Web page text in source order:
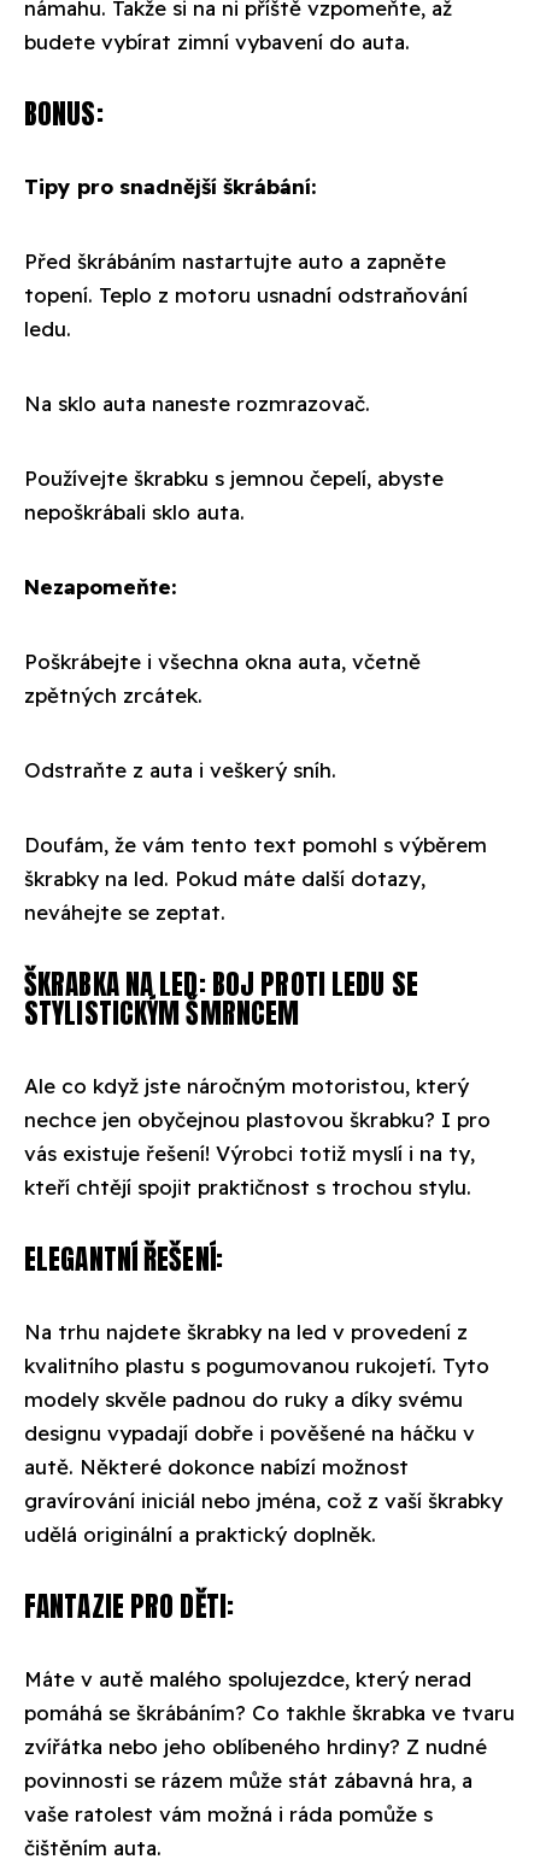
námahu. Takže si na ni příště vzpomeňte, až
budete vybírat zimní vybavení do auta.
BONUS:
Tipy pro snadnější škrábání:
Před škrábáním nastartujte auto a zapněte
topení. Teplo z motoru usnadní odstraňování
ledu.
Na sklo auta naneste rozmrazovač.
Používejte škrabku s jemnou čepelí, abyste
nepoškrábali sklo auta.
Nezapomeňte:
Poškrábejte i všechna okna auta, včetně
zpětných zrcátek.
Odstraňte z auta i veškerý sníh.
Doufám, že vám tento text pomohl s výběrem
škrabky na led. Pokud máte další dotazy,
neváhejte se zeptat.
ŠKRABKA NA LED: BOJ PROTI LEDU SE
STYLISTICKÝM ŠMRNCEM
Ale co když jste náročným motoristou, který
nechce jen obyčejnou plastovou škrabku? I pro
vás existuje řešení! Výrobci totiž myslí i na ty,
kteří chtějí spojit praktičnost s trochou stylu.
ELEGANTNÍ ŘEŠENÍ:
Na trhu najdete škrabky na led v provedení z
kvalitního plastu s pogumovanou rukojetí. Tyto
modely skvěle padnou do ruky a díky svému
designu vypadají dobře i pověšené na háčku v
autě. Některé dokonce nabízí možnost
gravírování iniciál nebo jména, což z vaší škrabky
udělá originální a praktický doplněk.
FANTAZIE PRO DĚTI:
Máte v autě malého spolujezdce, který nerad
pomáhá se škrábáním? Co takhle škrabka ve tvaru
zvířátka nebo jeho oblíbeného hrdiny? Z nudné
povinnosti se rázem může stát zábavná hra, a
vaše ratolest vám možná i ráda pomůže s
čištěním auta.